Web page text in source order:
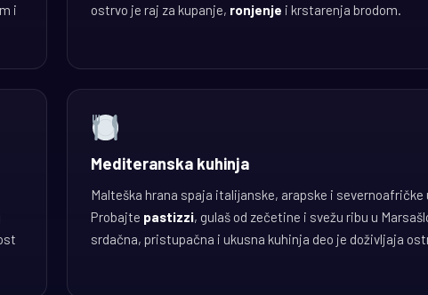
i
ostrvo je raj za kupanje, ronjenje i krstarenja brodom.
Mediteranska kuhinja
Malteška hrana spaja italijanske, arapske i
Probajte pastizzi, gulaš od zečetine i svežu ribu u
srdačna, pristupačna i ukusna kuhinja deo je doživljaja